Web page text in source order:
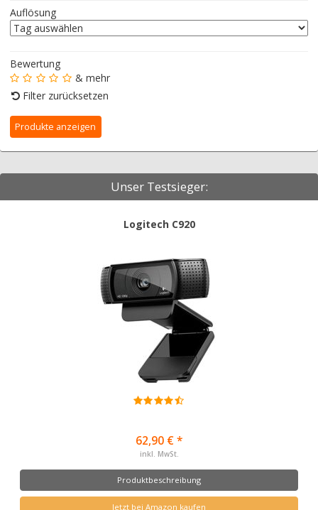
Auflösung
Bewertung
& mehr
Filter zurücksetzen
Unser Testsieger:
Logitech C920
62,90 € *
inkl. MwSt.
Produktbeschreibung
Jetzt bei Amazon kaufen